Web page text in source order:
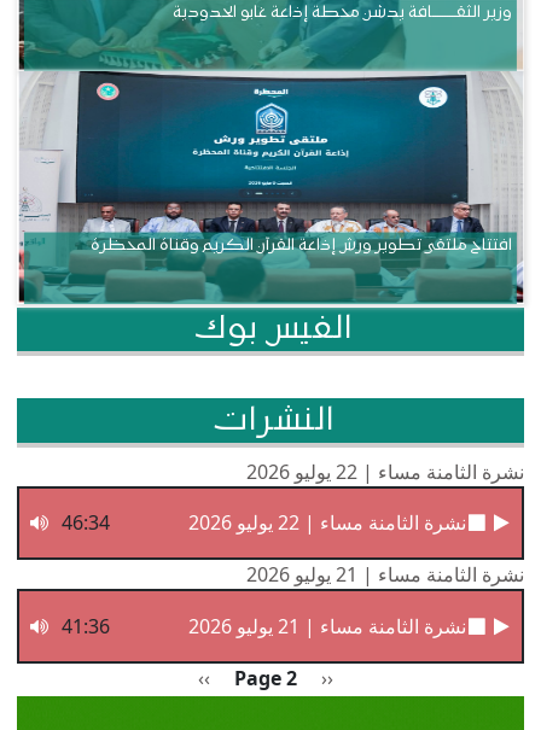
وزير الثقــــــــــافة يدشن محطة إذاعة غابو الحدودية
افتتاح ملتقى تطوير ورش إذاعة القرآن الكريم وقناة المحظرة
الفيس بوك
النشرات
نشرة الثامنة مساء | 22 يوليو 2026
نشرة الثامنة مساء | 22 يوليو 2026
46:34
نشرة الثامنة مساء | 21 يوليو 2026
نشرة الثامنة مساء | 21 يوليو 2026
41:36
Previous page
‹‹
Page 2 الصفحة التالية
››